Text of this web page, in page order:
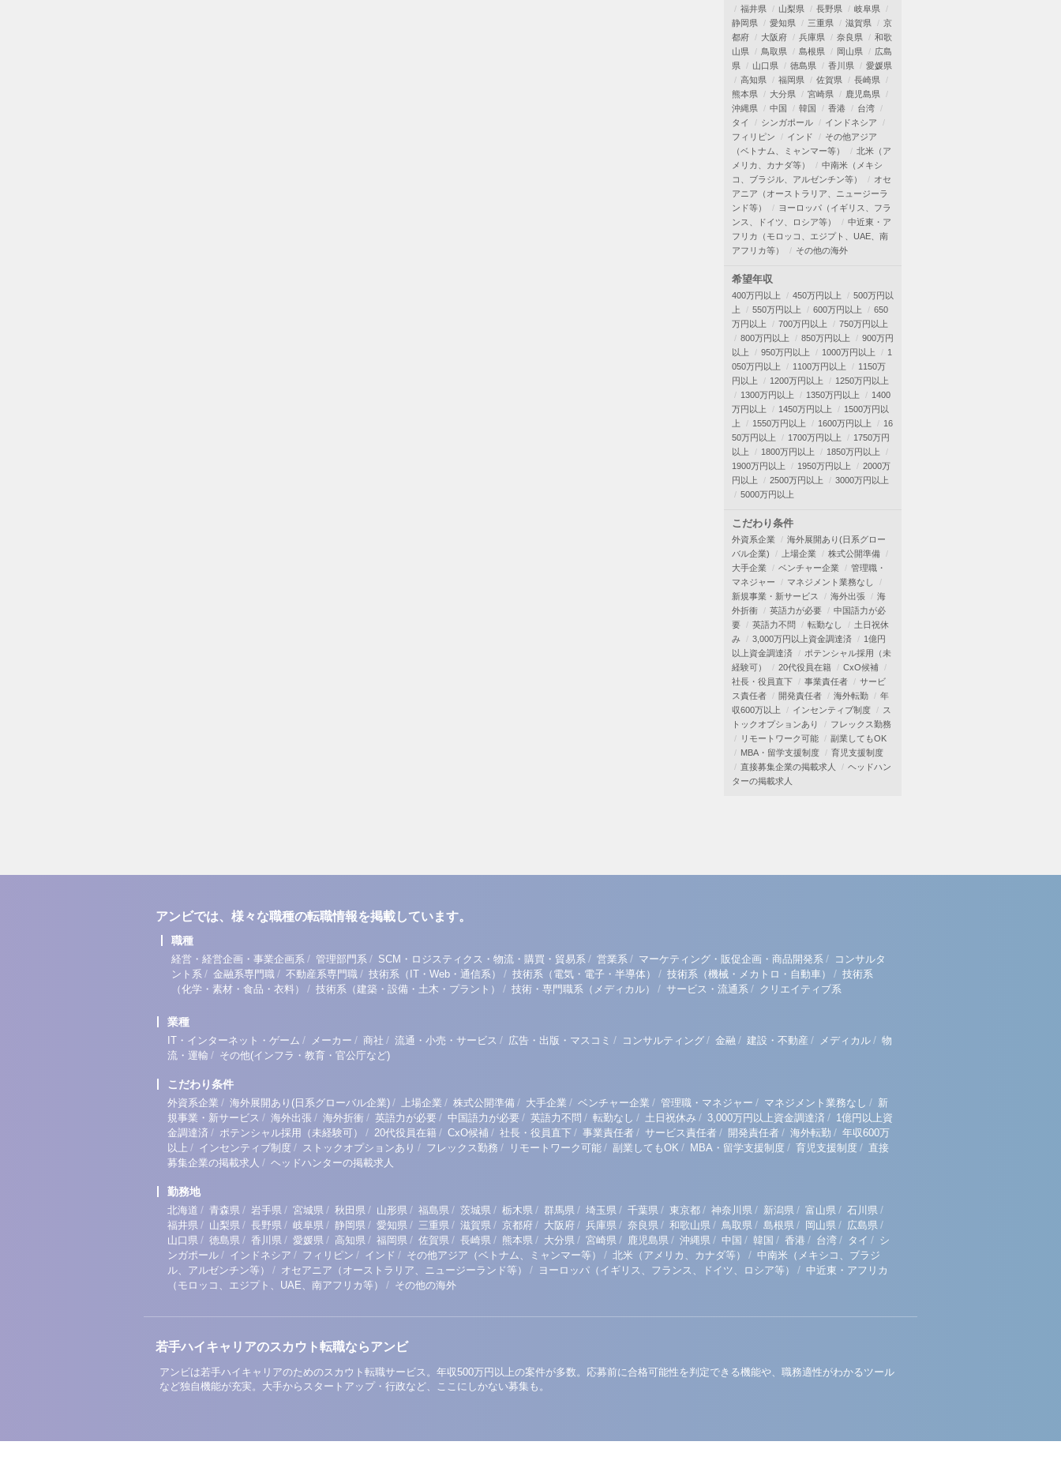
福井県
山梨県 長野県
岐阜県
静岡県
愛知県 三重県 滋賀県
京
都府
大阪府 兵庫県 奈良県
和歌
山県
鳥取県 島根県 岡山県
広島
県
山口県 徳島県 香川県
愛媛県
高知県
福岡県 佐賀県
長崎県
熊本県
大分県 宮崎県
鹿児島県
沖縄県
中国 韓国 香港
台湾
タイ
シンガポール
インドネシア
フィリピン
インド
その他アジア
（ベトナム、ミャンマー等）
北米（ア
メリカ、カナダ等）
中南米（メキシ
コ、ブラジル、アルゼンチン等）
オセ
アニア（オーストラリア、ニュージーラ
ンド等）
ヨーロッパ（イギリス、フラ
ンス、ドイツ、ロシア等）
中近東・ア
フリカ（モロッコ、エジプト、UAE、南
アフリカ等）
その他の海外
希望年収
400万円以上 450万円以上
500万円以
上
550万円以上 600万円以上
650
万円以上
700万円以上
750万円以上
800万円以上
850万円以上
900万円
以上
950万円以上 1000万円以上
1
050万円以上
1100万円以上
1150万
円以上
1200万円以上
1250万円以上
1300万円以上
1350万円以上
1400
万円以上
1450万円以上
1500万円以
上
1550万円以上 1600万円以上
16
50万円以上
1700万円以上
1750万円
以上
1800万円以上
1850万円以上
1900万円以上
1950万円以上
2000万
円以上
2500万円以上
3000万円以上
5000万円以上
こだわり条件
外資系企業
海外展開あり(日系グロー
バル企業)
上場企業
株式公開準備
大手企業
ベンチャー企業
管理職・
マネジャー
マネジメント業務なし
新規事業・新サービス
海外出張
海
外折衝
英語力が必要
中国語力が必
要
英語力不問 転勤なし
土日祝休
み
3,000万円以上資金調達済
1億円
以上資金調達済
ポテンシャル採用（未
経験可）
20代役員在籍
CxO候補
社長・役員直下
事業責任者
サービ
ス責任者
開発責任者 海外転勤
年
収600万以上
インセンティブ制度
ス
トックオプションあり
フレックス勤務
リモートワーク可能
副業してもOK
MBA・留学支援制度
育児支援制度
直接募集企業の掲載求人
ヘッドハン
ターの掲載求人
アンビでは、様々な職種の転職情報を掲載しています。
職種
経営・経営企画・事業企画系 / 管理部門系 / SCM・ロジスティクス・物流・購買・貿易系 / 営業系 / マーケティング・販促企画・商品開発系 / コンサルタ
ント系 / 金融系専門職 / 不動産系専門職 / 技術系（IT・Web・通信系） / 技術系（電気・電子・半導体） / 技術系（機械・メカトロ・自動車） / 技術系
（化学・素材・食品・衣料）
/ 技術系（建築・設備・土木・プラント） / 技術・専門職系（メディカル） / サービス・流通系 / クリエイティブ系
業種
IT・インターネット・ゲーム / メーカー / 商社 / 流通・小売・サービス / 広告・出版・マスコミ / コンサルティング / 金融 / 建設・不動産 / メディカル / 物
流・運輸 / その他(インフラ・教育・官公庁など)
こだわり条件
外資系企業 / 海外展開あり(日系グローバル企業) / 上場企業 / 株式公開準備 / 大手企業 / ベンチャー企業 / 管理職・マネジャー / マネジメント業務なし / 新
規事業・新サービス / 海外出張 / 海外折衝 / 英語力が必要 / 中国語力が必要 / 英語力不問 / 転勤なし / 土日祝休み / 3,000万円以上資金調達済 / 1億円以上資
金調達済 / ポテンシャル採用（未経験可） / 20代役員在籍 / CxO候補 / 社長・役員直下 / 事業責任者 / サービス責任者 / 開発責任者 / 海外転勤 / 年収600万
以上 / インセンティブ制度 / ストックオプションあり / フレックス勤務 / リモートワーク可能 / 副業してもOK / MBA・留学支援制度 / 育児支援制度 / 直接
募集企業の掲載求人 / ヘッドハンターの掲載求人
勤務地
北海道 / 青森県 / 岩手県 / 宮城県 / 秋田県 / 山形県 / 福島県 / 茨城県 / 栃木県 / 群馬県 / 埼玉県 / 千葉県 / 東京都 / 神奈川県 / 新潟県 / 富山県 / 石川県 /
福井県 / 山梨県 / 長野県 / 岐阜県 / 静岡県 / 愛知県 / 三重県 / 滋賀県 / 京都府 / 大阪府 / 兵庫県 / 奈良県 / 和歌山県 / 鳥取県 / 島根県 / 岡山県 / 広島県 /
山口県 / 徳島県 / 香川県 / 愛媛県 / 高知県 / 福岡県 / 佐賀県 / 長崎県 / 熊本県 / 大分県 / 宮崎県 / 鹿児島県 / 沖縄県 / 中国 / 韓国 / 香港 / 台湾 / タイ / シ
ンガポール / インドネシア / フィリピン / インド / その他アジア（ベトナム、ミャンマー等） / 北米（アメリカ、カナダ等） / 中南米（メキシコ、ブラジ
ル、アルゼンチン等）
/ オセアニア（オーストラリア、ニュージーランド等） / ヨーロッパ（イギリス、フランス、ドイツ、ロシア等） / 中近東・アフリカ
（モロッコ、エジプト、UAE、南アフリカ等）
/ その他の海外
若手ハイキャリアのスカウト転職ならアンビ
アンビは若手ハイキャリアのためのスカウト転職サービス。年収500万円以上の案件が多数。応募前に合格可能性を判定できる機能や、職務適性がわかるツール
など独自機能が充実。大手からスタートアップ・行政など、ここにしかない募集も。